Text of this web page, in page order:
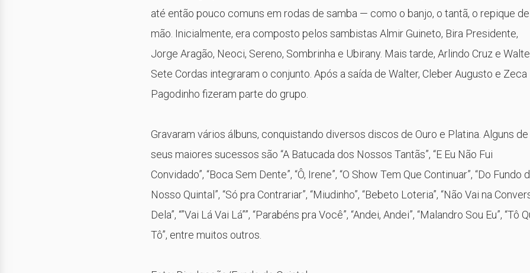
até então pouco comuns em rodas de samba — como o banjo, o tantã, o repique de
mão. Inicialmente, era composto pelos sambistas Almir Guineto, Bira Presidente,
Jorge Aragão, Neoci, Sereno, Sombrinha e Ubirany. Mais tarde, Arlindo Cruz e
Sete Cordas integraram o conjunto. Após a saída de Walter, Cleber Augusto e Zeca
Pagodinho fizeram parte do grupo.
Gravaram vários álbuns, conquistando diversos discos de Ouro e Platina. Alguns de
seus maiores sucessos são “A Batucada dos Nossos Tantãs”, “E Eu Não Fui
Convidado”, “Boca Sem Dente”, “Ô, Irene”, “O Show Tem Que Continuar”, “Do Fundo
Nosso Quintal”, “Só pra Contrariar”, “Miudinho”, “Bebeto Loteria”, “Não Vai na
Dela”, “”Vai Lá Vai Lá””, “Parabéns pra Você”, “Andei, Andei”, “Malandro Sou Eu”, “Tô
Tô”, entre muitos outros.